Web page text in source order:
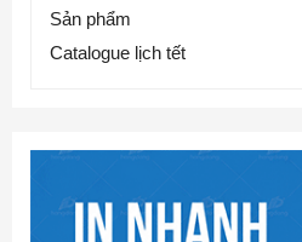
Sản phẩm
Catalogue lịch tết